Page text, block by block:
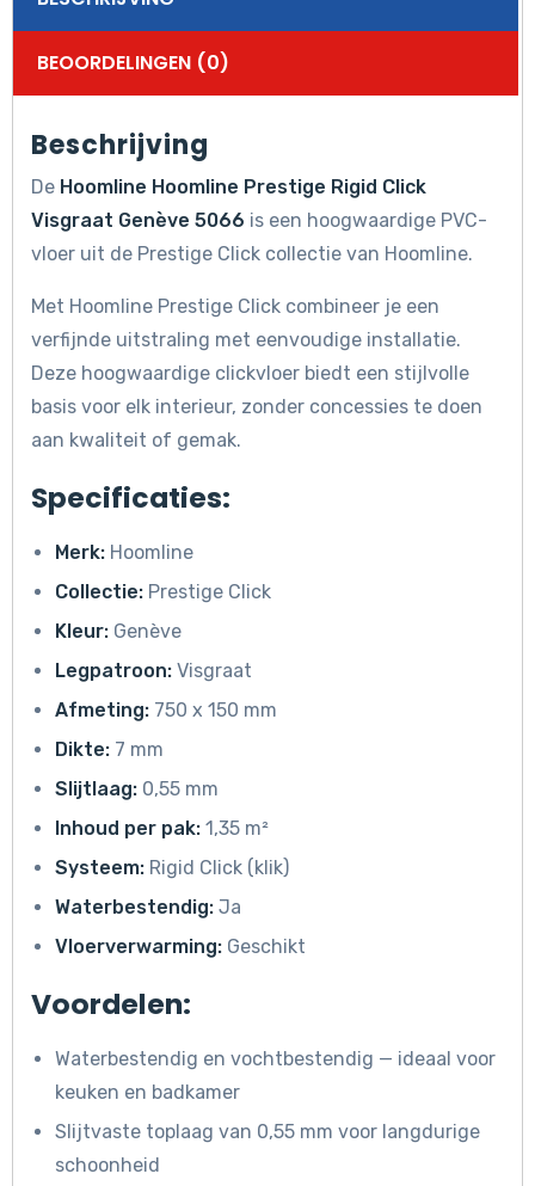
BEOORDELINGEN (0)
Beschrijving
De Hoomline Hoomline Prestige Rigid Click
Visgraat Genève 5066 is een hoogwaardige PVC-
vloer uit de Prestige Click collectie van Hoomline.
Met Hoomline Prestige Click combineer je een
verfijnde uitstraling met eenvoudige installatie.
Deze hoogwaardige clickvloer biedt een stijlvolle
basis voor elk interieur, zonder concessies te doen
aan kwaliteit of gemak.
Specificaties:
Merk: Hoomline
Collectie: Prestige Click
Kleur: Genève
Legpatroon: Visgraat
Afmeting: 750 x 150 mm
Dikte: 7 mm
Slijtlaag: 0,55 mm
Inhoud per pak: 1,35 m²
Systeem: Rigid Click (klik)
Waterbestendig: Ja
Vloerverwarming: Geschikt
Voordelen:
Waterbestendig en vochtbestendig — ideaal voor
keuken en badkamer
Slijtvaste toplaag van 0,55 mm voor langdurige
schoonheid